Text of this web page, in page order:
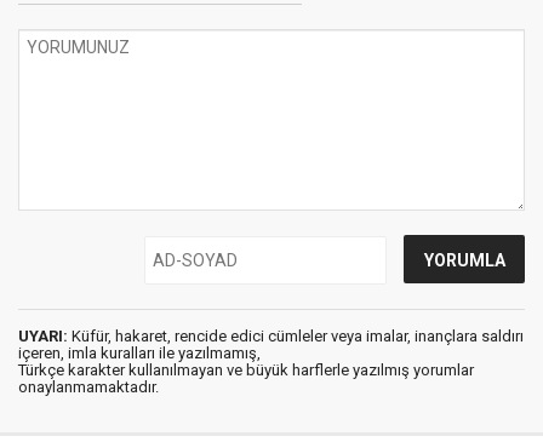
UYARI: Küfür, hakaret, rencide edici cümleler veya imalar, inançlara saldırı
içeren, imla kuralları ile yazılmamış,
Türkçe karakter kullanılmayan ve büyük harflerle yazılmış yorumlar
onaylanmamaktadır.